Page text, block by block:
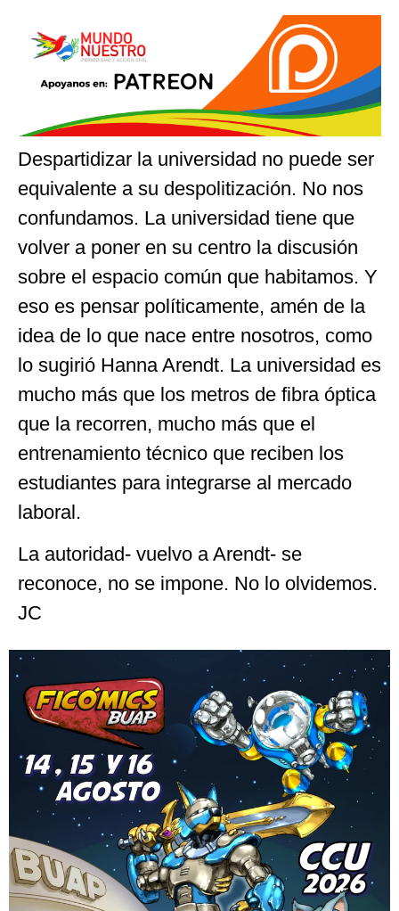
Despartidizar la universidad no puede ser
equivalente a su despolitización. No nos
confundamos. La universidad tiene que
volver a poner en su centro la discusión
sobre el espacio común que habitamos. Y
eso es pensar políticamente, amén de la
idea de lo que nace entre nosotros, como
lo sugirió Hanna Arendt. La universidad es
mucho más que los metros de fibra óptica
que la recorren, mucho más que el
entrenamiento técnico que reciben los
estudiantes para integrarse al mercado
laboral.
La autoridad- vuelvo a Arendt- se
reconoce, no se impone. No lo olvidemos.
JC